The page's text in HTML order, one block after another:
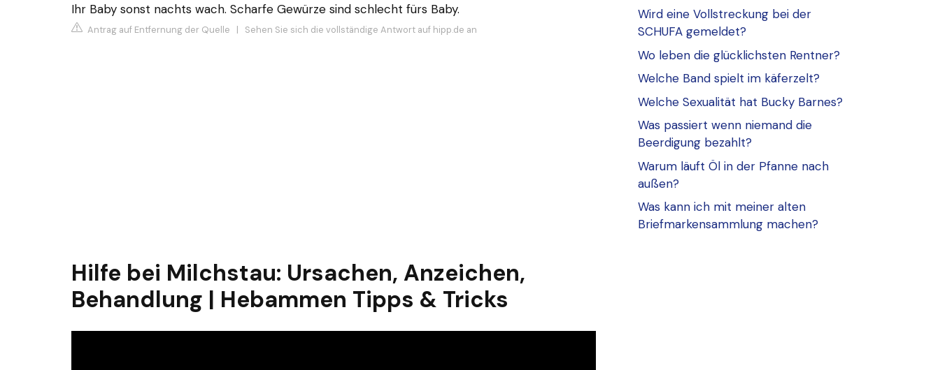
Ihr Baby sonst nachts wach. Scharfe Gewürze sind schlecht fürs Baby.
Antrag auf Entfernung der Quelle | Sehen Sie sich die vollständige Antwort auf hipp.de an
Hilfe bei Milchstau: Ursachen, Anzeichen,
Behandlung | Hebammen Tipps & Tricks
Wird eine Vollstreckung bei der
SCHUFA gemeldet?
Wo leben die glücklichsten Rentner?
Welche Band spielt im käferzelt?
Welche Sexualität hat Bucky Barnes?
Was passiert wenn niemand die
Beerdigung bezahlt?
Warum läuft Öl in der Pfanne nach
außen?
Was kann ich mit meiner alten
Briefmarkensammlung machen?